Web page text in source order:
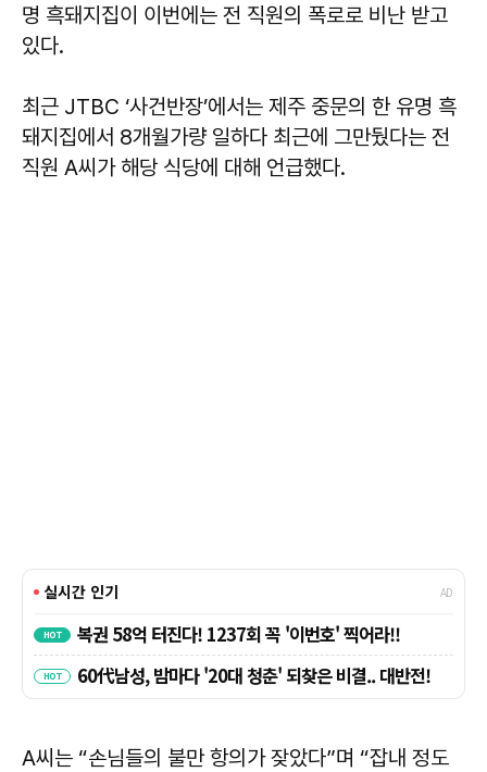
명 흑돼지집이 이번에는 전 직원의 폭로로 비난 받고
있다.
최근 JTBC ‘사건반장’에서는 제주 중문의 한 유명 흑
돼지집에서 8개월가량 일하다 최근에 그만뒀다는 전
직원 A씨가 해당 식당에 대해 언급했다.
A씨는 “손님들의 불만 항의가 잦았다”며 “잡내 정도